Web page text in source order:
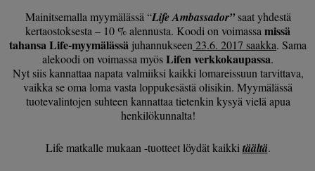
Mainitsemalla myymälässä “Life Ambassador”saat yhdestä
kertaostoksesta – 10 % alennusta. Koodi on voimassamissä
tahansa Life-myymälässä juhannukseen 23.6. 2017 saakka. Sama
alekoodi on voimassa myösLifen verkkokaupassa.
Nyt siis kannattaa napata valmiiksi kaikki lomareissuun tarvittava,
vaikka se oma loma vasta loppukesästä olisikin. Myymälässä
tuotevalintojen suhteen kannattaa tietenkin kysyä vielä apua
henkilökunnalta!
Life matkalle mukaan -tuotteet löydät kaikki täältä.